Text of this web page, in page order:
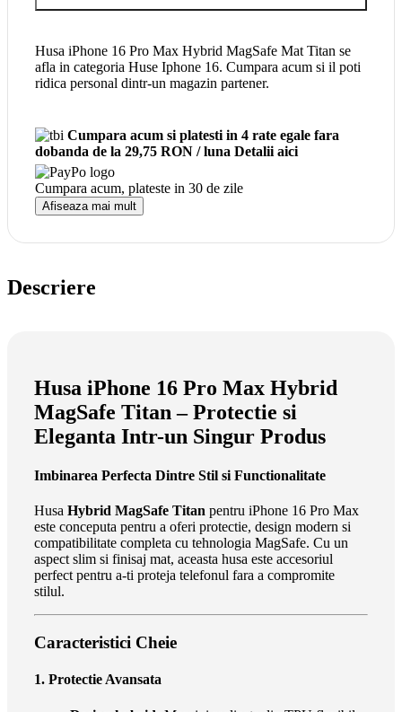
Husa iPhone 16 Pro Max Hybrid MagSafe Mat Titan se
afla in categoria Huse Iphone 16. Cumpara acum si il poti
ridica personal dintr-un magazin partener.
Cumpara acum si platesti in 4 rate egale fara
dobanda de la 29,75 RON / luna Detalii aici
Cumpara acum, plateste in 30 de zile
Afiseaza mai mult
Descriere
Husa iPhone 16 Pro Max Hybrid
MagSafe Titan – Protectie si
Eleganta Intr-un Singur Produs
Imbinarea Perfecta Dintre Stil si Functionalitate
Husa Hybrid MagSafe Titan pentru iPhone 16 Pro Max
este conceputa pentru a oferi protectie, design modern si
compatibilitate completa cu tehnologia MagSafe. Cu un
aspect slim si finisaj mat, aceasta husa este accesoriul
perfect pentru a-ti proteja telefonul fara a compromite
stilul.
Caracteristici Cheie
1. Protectie Avansata